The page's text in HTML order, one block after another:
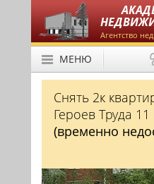
Агентство
МЕНЮ
Снять 2к
Героев Труда 11
(временно